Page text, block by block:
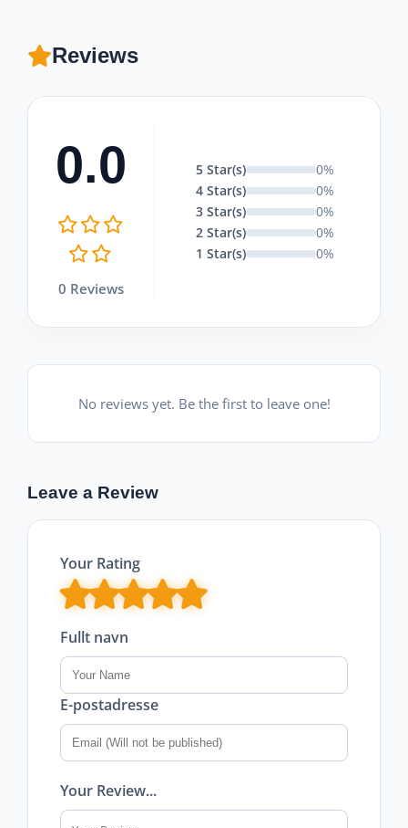
Reviews
0.0
0 Reviews
5 Star(s)
0%
4 Star(s)
0%
3 Star(s)
0%
2 Star(s)
0%
1 Star(s)
0%
No reviews yet. Be the first to leave one!
Leave a Review
Your Rating
Fullt navn
E-postadresse
Your Review...